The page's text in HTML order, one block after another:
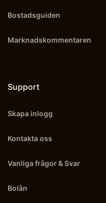
Bostadsguiden
Marknadskommentaren
Support
Skapa inlogg
Kontakta oss
Vanliga frågor & Svar
Bolån